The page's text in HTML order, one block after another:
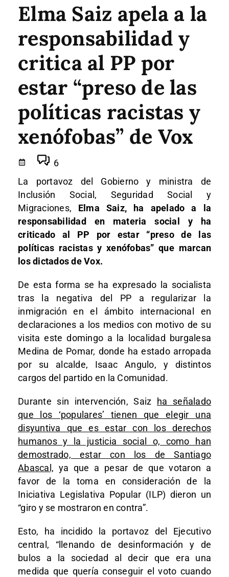
Elma Saiz apela a la
responsabilidad y
critica al PP por
estar “preso de las
políticas racistas y
xenófobas” de Vox
6
La portavoz del Gobierno y ministra de
Inclusión Social, Seguridad Social y
Migraciones, Elma Saiz, ha apelado a la
responsabilidad en materia social y ha
criticado al PP por estar “preso de las
políticas racistas y xenófobas” que marcan
los dictados de Vox.
De esta forma se ha expresado la socialista
tras la negativa del PP a regularizar la
inmigración en el ámbito internacional en
declaraciones a los medios con motivo de su
visita este domingo a la localidad burgalesa
Medina de Pomar, donde ha estado arropada
por su alcalde, Isaac Angulo, y distintos
cargos del partido en la Comunidad.
Durante sin intervención, Saiz ha señalado
que los ‘populares’ tienen que elegir una
disyuntiva que es estar con los derechos
humanos y la justicia social o, como han
demostrado, estar con los de Santiago
Abascal, ya que a pesar de que votaron a
favor de la toma en consideración de la
Iniciativa Legislativa Popular (ILP) dieron un
“giro y se mostraron en contra”.
Esto, ha incidido la portavoz del Ejecutivo
central, “llenando de desinformación y de
bulos a la sociedad al decir que era una
medida que quería conseguir el voto cuando